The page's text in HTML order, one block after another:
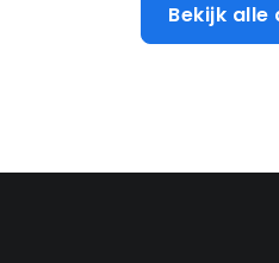
Bekijk alle